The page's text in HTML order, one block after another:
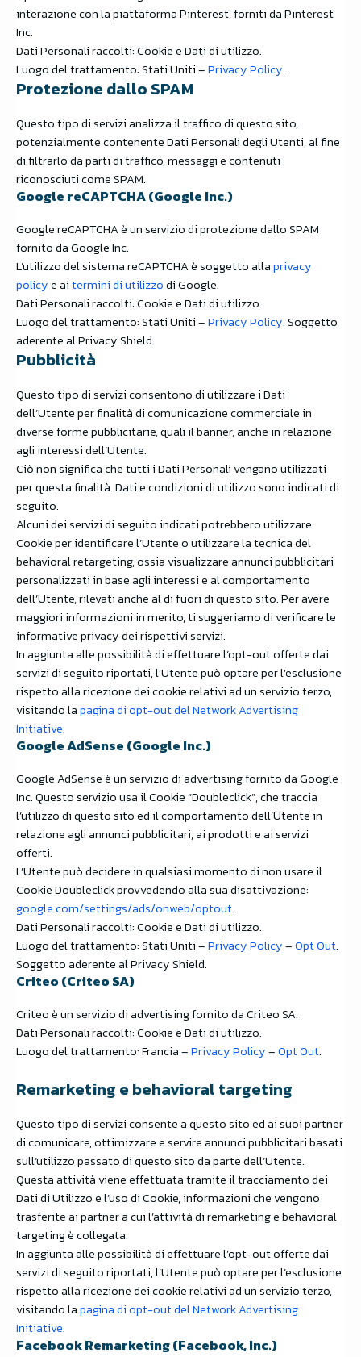
interazione con la piattaforma Pinterest, forniti da Pinterest
Inc.
Dati Personali raccolti: Cookie e Dati di utilizzo.
Luogo del trattamento: Stati Uniti –Privacy Policy.
Protezione dallo SPAM
Questo tipo di servizi analizza il traffico di questo sito,
potenzialmente contenente Dati Personali degli Utenti, al fine
di filtrarlo da parti di traffico, messaggi e contenuti
riconosciuti come SPAM.
Google reCAPTCHA (Google Inc.)
Google reCAPTCHA è un servizio di protezione dallo SPAM
fornito da Google Inc.
L’utilizzo del sistema reCAPTCHA è soggetto allaprivacy
policye aitermini di utilizzodi Google.
Dati Personali raccolti: Cookie e Dati di utilizzo.
Luogo del trattamento: Stati Uniti –Privacy Policy. Soggetto
aderente al Privacy Shield.
Pubblicità
Questo tipo di servizi consentono di utilizzare i Dati
dell’Utente per finalità di comunicazione commerciale in
diverse forme pubblicitarie, quali il banner, anche in relazione
agli interessi dell’Utente.
Ciò non significa che tutti i Dati Personali vengano utilizzati
per questa finalità. Dati e condizioni di utilizzo sono indicati di
seguito.
Alcuni dei servizi di seguito indicati potrebbero utilizzare
Cookie per identificare l’Utente o utilizzare la tecnica del
behavioral retargeting, ossia visualizzare annunci pubblicitari
personalizzati in base agli interessi e al comportamento
dell’Utente, rilevati anche al di fuori di questo sito. Per avere
maggiori informazioni in merito, ti suggeriamo di verificare le
informative privacy dei rispettivi servizi.
In aggiunta alle possibilità di effettuare l’opt-out offerte dai
servizi di seguito riportati, l’Utente può optare per l’esclusione
rispetto alla ricezione dei cookie relativi ad un servizio terzo,
visitando lapagina di opt-out del Network Advertising
Initiative.
Google AdSense (Google Inc.)
Google AdSense è un servizio di advertising fornito da Google
Inc. Questo servizio usa il Cookie “Doubleclick”, che traccia
l’utilizzo di questo sito ed il comportamento dell’Utente in
relazione agli annunci pubblicitari, ai prodotti e ai servizi
offerti.
L’Utente può decidere in qualsiasi momento di non usare il
Cookie Doubleclick provvedendo alla sua disattivazione:
google.com/settings/ads/onweb/optout.
Dati Personali raccolti: Cookie e Dati di utilizzo.
Luogo del trattamento: Stati Uniti –Privacy Policy–Opt Out.
Soggetto aderente al Privacy Shield.
Criteo (Criteo SA)
Criteo è un servizio di advertising fornito da Criteo SA.
Dati Personali raccolti: Cookie e Dati di utilizzo.
Luogo del trattamento: Francia –Privacy Policy–Opt Out.
Remarketing e behavioral targeting
Questo tipo di servizi consente a questo sito ed ai suoi partner
di comunicare, ottimizzare e servire annunci pubblicitari basati
sull’utilizzo passato di questo sito da parte dell’Utente.
Questa attività viene effettuata tramite il tracciamento dei
Dati di Utilizzo e l’uso di Cookie, informazioni che vengono
trasferite ai partner a cui l’attività di remarketing e behavioral
targeting è collegata.
In aggiunta alle possibilità di effettuare l’opt-out offerte dai
servizi di seguito riportati, l’Utente può optare per l’esclusione
rispetto alla ricezione dei cookie relativi ad un servizio terzo,
visitando lapagina di opt-out del Network Advertising
Initiative.
Facebook Remarketing (Facebook, Inc.)